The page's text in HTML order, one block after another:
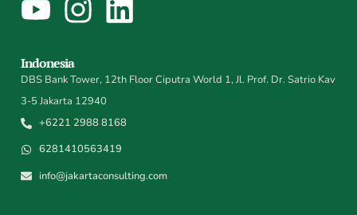
Indonesia
DBS Bank Tower, 12th Floor Ciputra World 1, Jl. Prof. Dr. Satrio Kav
3-5 Jakarta 12940
+6221 2988 8168
6281410563419
info@jakartaconsulting.com